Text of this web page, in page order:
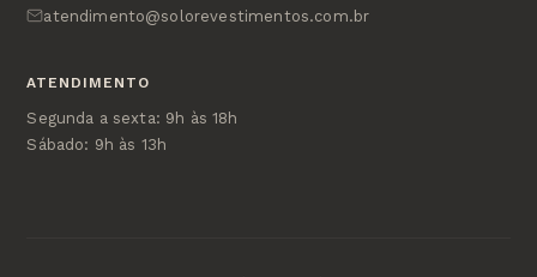
atendimento@solorevestimentos.com.br
ATENDIMENTO
Segunda a sexta: 9h às 18h
Sábado: 9h às 13h